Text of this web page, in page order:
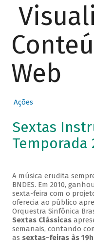
Web
Ações
Sextas
Temporada
A música erudita
BNDES. Em 2010,
sexta-feira com o
oferecia ao público
Orquestra Sinfônica
Sextas Clássicas
semanais, contando
as sextas-feiras às 19h.